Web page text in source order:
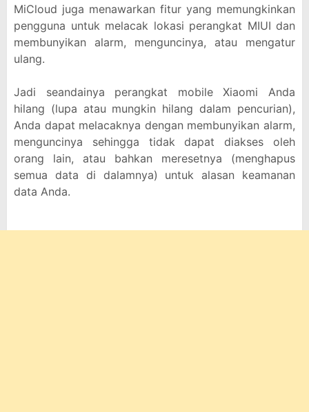
MiCloud juga menawarkan fitur yang memungkinkan
pengguna untuk melacak lokasi perangkat MIUI dan
membunyikan alarm, menguncinya, atau mengatur
ulang.
Jadi seandainya perangkat mobile Xiaomi Anda
hilang (lupa atau mungkin hilang dalam pencurian),
Anda dapat melacaknya dengan membunyikan alarm,
menguncinya sehingga tidak dapat diakses oleh
orang lain, atau bahkan meresetnya (menghapus
semua data di dalamnya) untuk alasan keamanan
data Anda.